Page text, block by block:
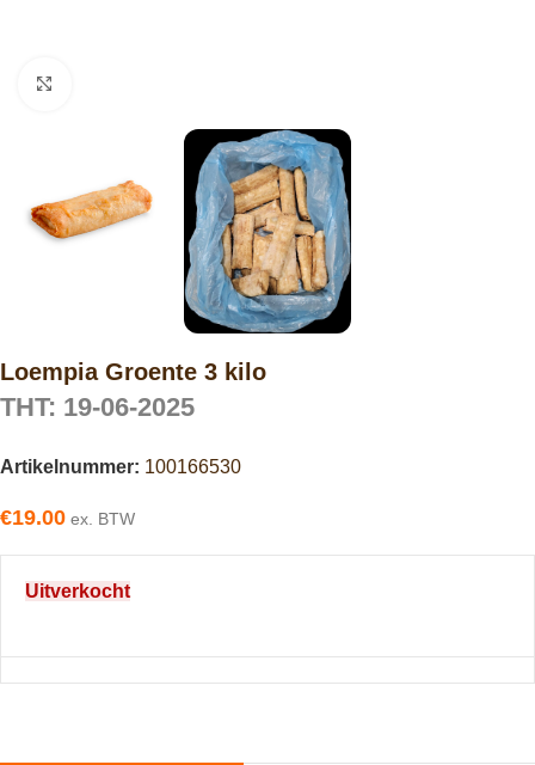
Loempia Groente 3 kilo
THT: 19-06-2025
Artikelnummer: 100166530
€19.00 ex. BTW
Uitverkocht